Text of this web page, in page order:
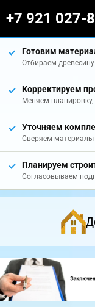
+7 921 027-
Готовим
Отбираем
Корректируем
Меняем планировку,
Уточняем
Сверяем материалы
Планируем
Согласовываем